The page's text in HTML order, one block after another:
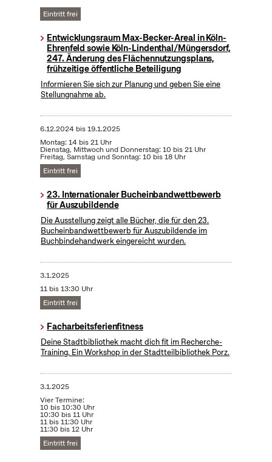
Eintritt frei
Entwicklungsraum Max-Becker-Areal in Köln-
Ehrenfeld sowie Köln-Lindenthal/Müngersdorf,
247. Änderung des Flächennutzungsplans,
frühzeitige öffentliche Beteiligung
Informieren Sie sich zur Planung und geben Sie eine
Stellungnahme ab.
6.12.2024 bis19.1.2025
Montag: 14 bis 21 Uhr
Dienstag, Mittwoch und Donnerstag: 10 bis 21 Uhr
Freitag, Samstag und Sonntag: 10 bis 18 Uhr
Eintritt frei
23. Internationaler Bucheinbandwettbewerb
für Auszubildende
Die Ausstellung zeigt alle Bücher, die für den 23.
Bucheinbandwettbewerb für Auszubildende im
Buchbindehandwerk eingereicht wurden.
3.1.2025
11 bis 13:30 Uhr
Eintritt frei
Facharbeitsferienfitness
Deine Stadtbibliothek macht dich fit im Recherche-
Training. Ein Workshop in der Stadtteilbibliothek Porz.
3.1.2025
Vier Termine:
10 bis 10:30 Uhr
10:30 bis 11 Uhr
11 bis 11:30 Uhr
11:30 bis 12 Uhr
Eintritt frei